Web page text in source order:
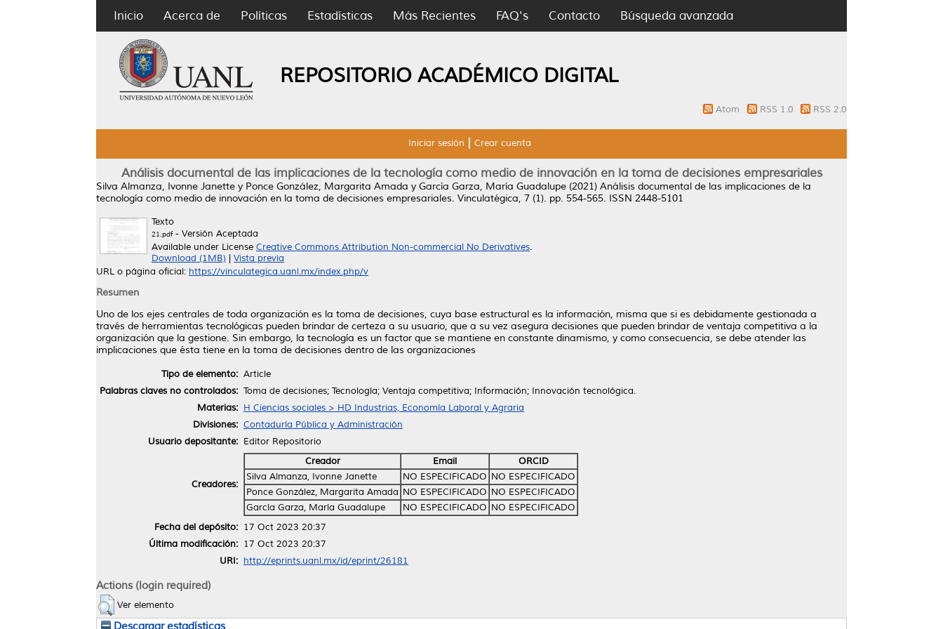
Inicio Acerca de Políticas Estadísticas Más Recientes FAQ's Contacto Búsqueda avanzada
REPOSITORIO ACADÉMICO DIGITAL
Atom RSS 1.0 RSS 2.0
Iniciar sesión Crear cuenta
Análisis documental de las implicaciones de la tecnología como medio de innovación en la toma de decisiones empresariales
Silva Almanza, Ivonne Janette y Ponce González, Margarita Amada y García Garza, María Guadalupe (2021) Análisis documental de las implicaciones de la
tecnología como medio de innovación en la toma de decisiones empresariales. Vinculatégica, 7 (1). pp. 554-565. ISSN 2448-5101
Texto
21.pdf- Versión Aceptada
Available under License Creative Commons Attribution Non-commercial No Derivatives.
Download (1MB)
Vista previa
URL o página oficial: https://vinculategica.uanl.mx/index.php/v
Resumen
Uno de los ejes centrales de toda organización es la toma de decisiones, cuya base estructural es la información, misma que si es debidamente gestionada a
través de herramientas tecnológicas pueden brindar de certeza a su usuario, que a su vez asegura decisiones que pueden brindar de ventaja competitiva a la
organización que la gestione. Sin embargo, la tecnología es un factor que se mantiene en constante dinamismo, y como consecuencia, se debe atender las
implicaciones que ésta tiene en la toma de decisiones dentro de las organizaciones
Tipo de elemento: Article
Palabras claves no controlados: Toma de decisiones; Tecnología; Ventaja competitiva; Información; Innovación tecnológica.
Materias: H Ciencias sociales > HD Industrias, Economía Laboral y Agraria
Divisiones: Contaduría Pública y Administración
Usuario depositante: Editor Repositorio
Creadores:
Creador Email
ORCID
Silva Almanza, Ivonne Janette
NO ESPECIFICADO NO ESPECIFICADO
Ponce González, Margarita Amada NO ESPECIFICADO NO ESPECIFICADO
García Garza, María Guadalupe
NO ESPECIFICADO NO ESPECIFICADO
Fecha del depósito: 17 Oct 2023 20:37
Última modificación: 17 Oct 2023 20:37
URI: http://eprints.uanl.mx/id/eprint/26181
Actions (login required)
Ver elemento
Descargar estadísticas